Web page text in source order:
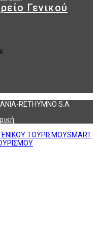
Γενικού
RETHYMNO S.A
SMART